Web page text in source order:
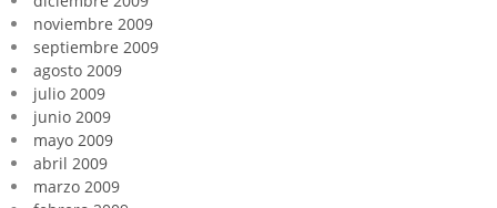
noviembre 2009
septiembre 2009
agosto 2009
julio 2009
junio 2009
mayo 2009
abril 2009
marzo 2009